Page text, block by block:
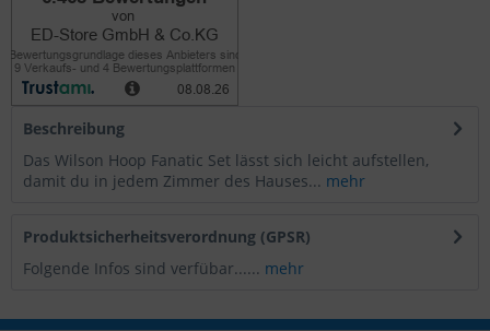
Beschreibung
Das Wilson Hoop Fanatic Set lässt sich leicht aufstellen,
damit du in jedem Zimmer des Hauses... mehr
Produktsicherheitsverordnung (GPSR)
Folgende Infos sind verfübar...... mehr